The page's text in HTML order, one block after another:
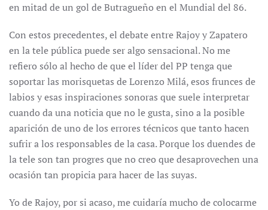
en mitad de un gol de Butragueño en el Mundial del 86.
Con estos precedentes, el debate entre Rajoy y Zapatero
en la tele pública puede ser algo sensacional. No me
refiero sólo al hecho de que el líder del PP tenga que
soportar las morisquetas de Lorenzo Milá, esos frunces de
labios y esas inspiraciones sonoras que suele interpretar
cuando da una noticia que no le gusta, sino a la posible
aparición de uno de los errores técnicos que tanto hacen
sufrir a los responsables de la casa. Porque los duendes de
la tele son tan progres que no creo que desaprovechen una
ocasión tan propicia para hacer de las suyas.
Yo de Rajoy, por si acaso, me cuidaría mucho de colocarme